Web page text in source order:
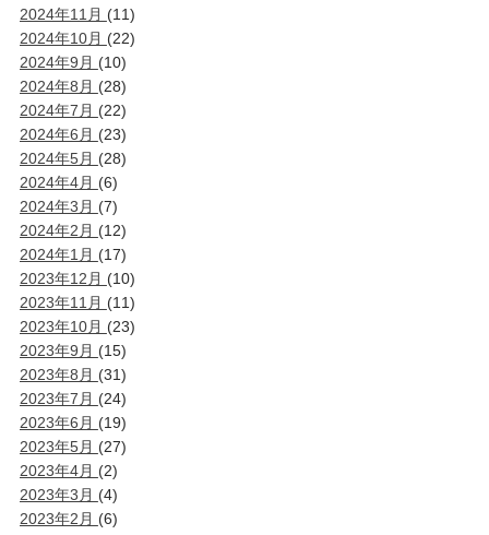
2024年11月 (11)
2024年10月 (22)
2024年9月 (10)
2024年8月 (28)
2024年7月 (22)
2024年6月 (23)
2024年5月 (28)
2024年4月 (6)
2024年3月 (7)
2024年2月 (12)
2024年1月 (17)
2023年12月 (10)
2023年11月 (11)
2023年10月 (23)
2023年9月 (15)
2023年8月 (31)
2023年7月 (24)
2023年6月 (19)
2023年5月 (27)
2023年4月 (2)
2023年3月 (4)
2023年2月 (6)